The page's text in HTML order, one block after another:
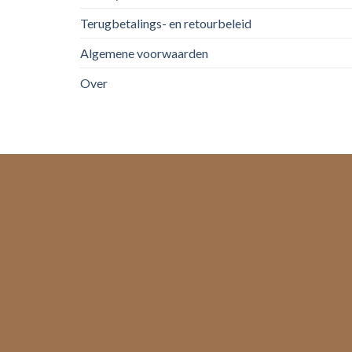
Terugbetalings- en retourbeleid
Algemene voorwaarden
Over